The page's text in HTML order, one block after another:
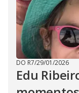
DO R7/29/01/2026
Edu